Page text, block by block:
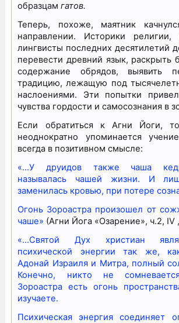
образцамгатов.
Теперь, похоже, маятник
направлении. Историки религии,
лингвисты последних десятилетий
перевести древний язык, раскрыть
содержание обрядов, выявить
традицию, лежащую под
наслоениями. Эти попытки
чувства гордости и самосознания в
Если обратиться к Агни Йоги,
неоднократно упоминается
всегда в позитивном смысле:
«…У друидов также чаша
называлась чашей жизни. И
заменилась кровью, при потере
Огонь Зороастра произошел от
чаше» (Агни Йога «Озарение», ч.2, IV
«…Святой Дух христиан
психической энергии так же,
Адонай Израиля и Митра, полный
Конечно, никто не
Зороастра есть огонь
изучаете.
Психическая энергия соединяет